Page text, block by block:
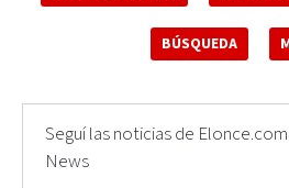
BÚSQUEDA
Seguí las noticias de
News